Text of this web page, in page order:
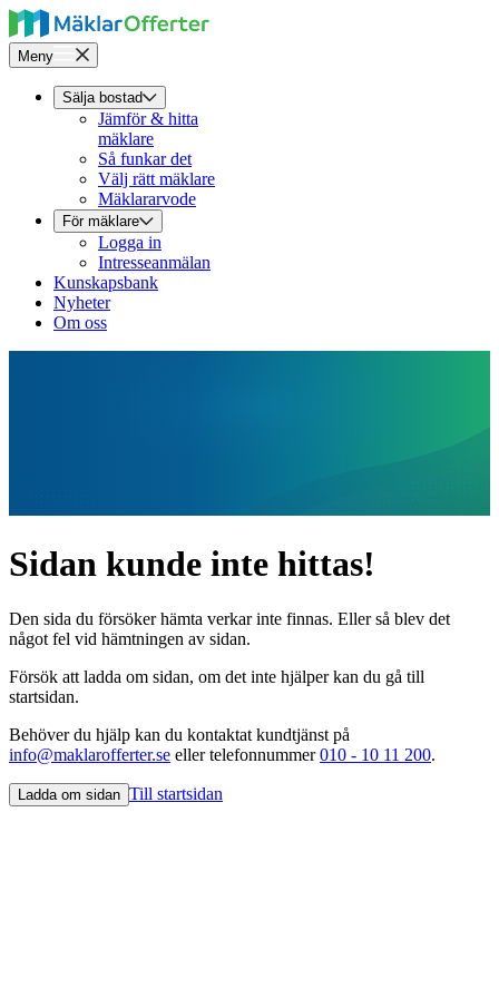
Meny
Sälja bostad
Jämför & hitta
mäklare
Så funkar det
Välj rätt mäklare
Mäklararvode
För mäklare
Logga in
Intresseanmälan
Kunskapsbank
Nyheter
Om oss
Sidan kunde inte hittas!
Den sida du försöker hämta verkar inte finnas. Eller så blev det
något fel vid hämtningen av sidan.
Försök att ladda om sidan, om det inte hjälper kan du gå till
startsidan.
Behöver du hjälp kan du kontaktat kundtjänst på
info@maklarofferter.se eller telefonnummer010 - 10 11 200.
Ladda om sidan Till startsidan